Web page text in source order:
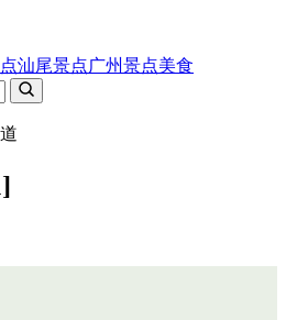
汕尾景点广州景点美食